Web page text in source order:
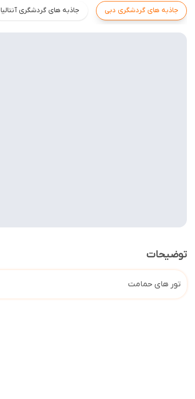
جاذبه های گردشگری دبی جاذبه های گردشگری آنتالیا
توضیحات
تور های حمامت